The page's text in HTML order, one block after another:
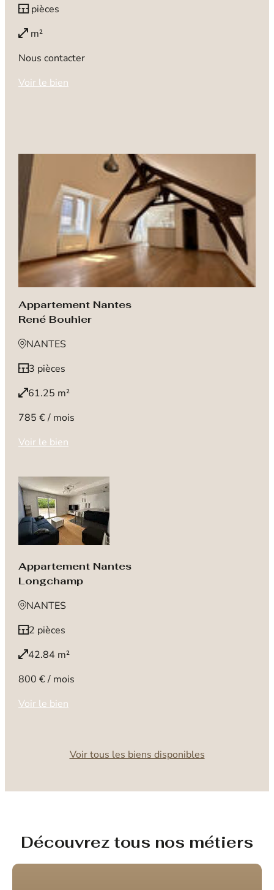
pièces
m²
Nous contacter
Voir le bien
Appartement Nantes
René Bouhier
NANTES
3 pièces
61.25 m²
785 € / mois
Voir le bien
Appartement Nantes
Longchamp
NANTES
2 pièces
42.84 m²
800 € / mois
Voir le bien
Voir tous les biens disponibles
Découvrez tous nos métiers